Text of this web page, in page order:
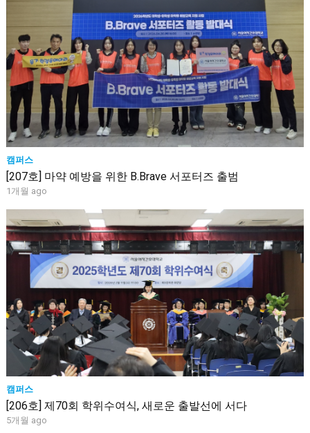
캠퍼스
[207호] 마약 예방을 위한 B.Brave 서포터즈 출범
1개월 ago
캠퍼스
[206호] 제70회 학위수여식, 새로운 출발선에 서다
5개월 ago